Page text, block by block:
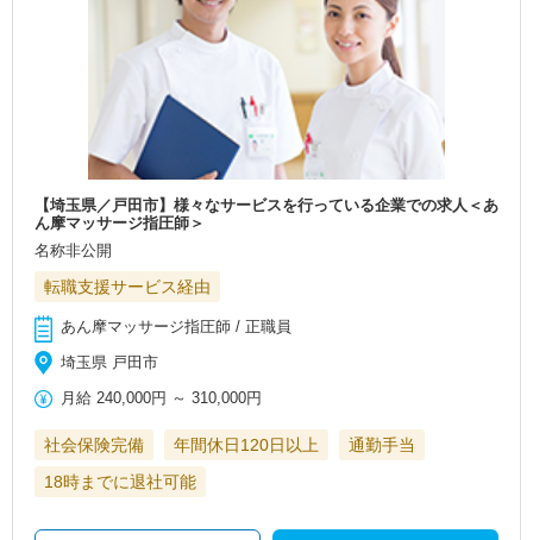
【埼玉県／戸田市】様々なサービスを行っている企業での求人＜あ
ん摩マッサージ指圧師＞
名称非公開
転職支援サービス経由
あん摩マッサージ指圧師 / 正職員
埼玉県 戸田市
月給 240,000円 ～310,000円
社会保険完備 年間休日120日以上
通勤手当
18時までに退社可能